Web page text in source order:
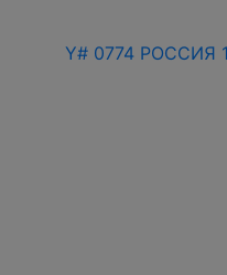
Y# 0774 РОССИЯ